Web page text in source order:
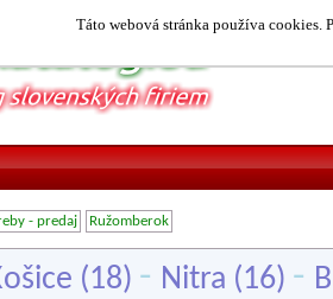
Táto webová stránka používa cookies.
- predaj Ružomberok
(18) - Nitra (16) -